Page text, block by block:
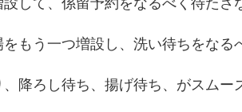
して、係留予約をなるべく待たさ
もう一つ増設し、洗い待ちをなる
降ろし待ち、揚げ待ち、がスムー